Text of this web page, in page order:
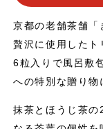
京都の老舗茶舗「
贅沢に使用したト
6粒入りで風呂敷
への特別な贈り物
抹茶とほうじ茶